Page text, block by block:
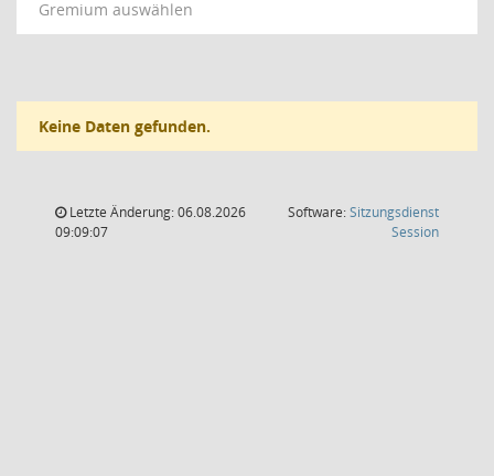
Gremium auswählen
Keine Daten gefunden.
Letzte Änderung: 06.08.2026
09:09:07
Software:Sitzungsdienst
Session(Wird in